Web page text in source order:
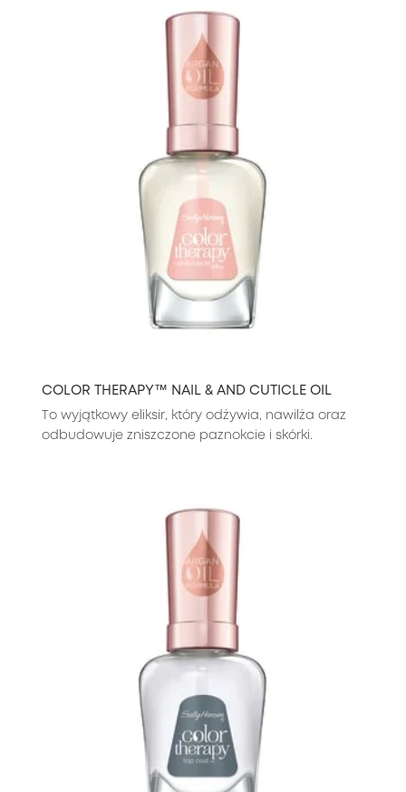
COLOR THERAPY™ NAIL & AND CUTICLE OIL
To wyjątkowy eliksir, który odżywia, nawilża oraz
odbudowuje zniszczone paznokcie i skórki.